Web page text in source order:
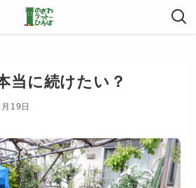
当に続けたい？
19日